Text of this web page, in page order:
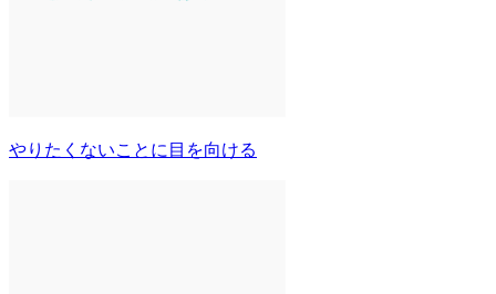
やりたくないことに目を向ける